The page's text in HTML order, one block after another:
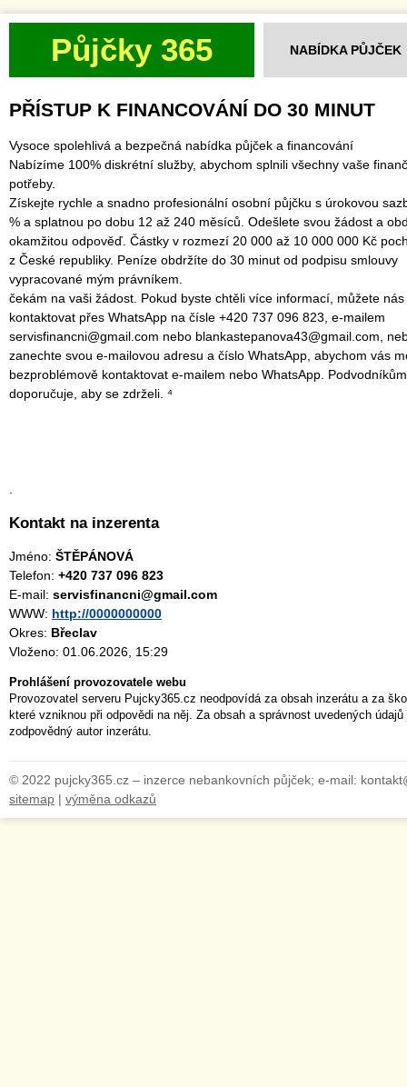
Půjčky 365 NABÍDKA PŮJČEK
PŘÍSTUP K FINANCOVÁNÍ DO 30 MINUT
Vysoce spolehlivá a bezpečná nabídka půjček a financování
Nabízíme 100% diskrétní služby, abychom splnili všechny vaše
potřeby.
Získejte rychle a snadno profesionální osobní půjčku s úrokovou
% a splatnou po dobu 12 až 240 měsíců. Odešlete svou žádost a
okamžitou odpověď. Částky v rozmezí 20 000 až 10 000 000 Kč
z České republiky. Peníze obdržíte do 30 minut od podpisu smlouvy
vypracované mým právníkem.
čekám na vaši žádost. Pokud byste chtěli více informací, můžete nás
kontaktovat přes WhatsApp na čísle +420 737 096 823, e-mailem
servisfinancni@gmail.com nebo blankastepanova43@gmail.com,
zanechte svou e-mailovou adresu a číslo WhatsApp, abychom vás
bezproblémově kontaktovat e-mailem nebo WhatsApp.
doporučuje, aby se zdrželi. ⁴
Kontakt na inzerenta
Jméno: ŠTĚPÁNOVÁ
Telefon: +420 737 096 823
E-mail: servisfinancni@gmail.com
WWW: http://0000000000
Okres: Břeclav
Vloženo: 01.06.2026, 15:29
Prohlášení provozovatele webu
Provozovatel serveru Pujcky365.cz neodpovídá za obsah inzerátu a za
které vzniknou při odpovědi na něj. Za obsah a správnost uvedených
zodpovědný autor inzerátu.
© 2022 pujcky365.cz – inzerce nebankovních půjček; e-mail:
sitemap | výměna odkazů